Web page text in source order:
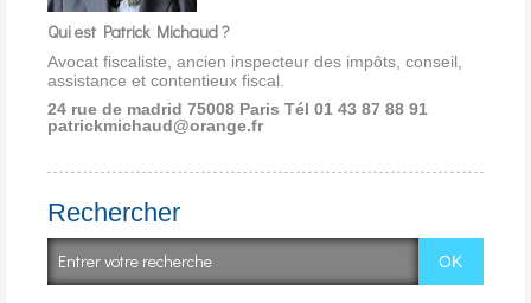
Qui est Patrick Michaud ?
Avocat fiscaliste, ancien inspecteur des impôts, conseil,
assistance et contentieux fiscal.
24 rue de madrid 75008 Paris Tél 01 43 87 88 91
patrickmichaud@orange.fr
Rechercher